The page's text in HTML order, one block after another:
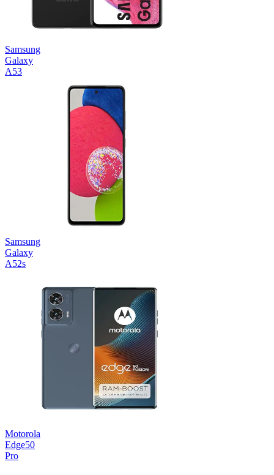
Samsung
Galaxy
A53
Samsung
Galaxy
A52s
Motorola
Edge50
Pro